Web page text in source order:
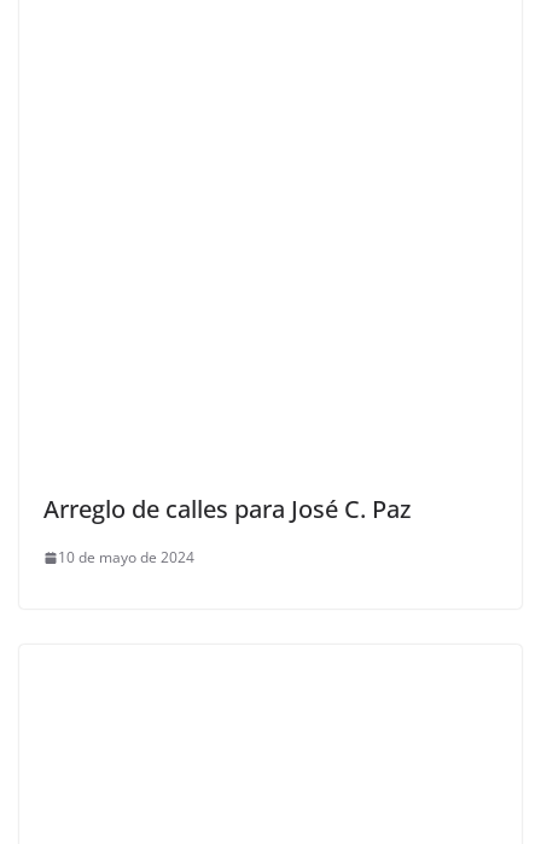
Arreglo de calles para José C. Paz
10 de mayo de 2024